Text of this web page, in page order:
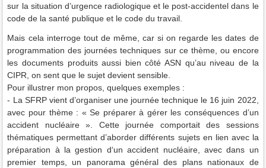
sur la situation d’urgence radiologique et le post-accidentel dans le
code de la santé publique et le code du travail.
Mais cela interroge tout de même, car si on regarde les dates de
programmation des journées techniques sur ce thème, ou encore
les documents produits aussi bien côté ASN qu’au niveau de la
CIPR, on sent que le sujet devient sensible.
Pour illustrer mon propos, quelques exemples :
- La SFRP vient d’organiser une journée technique le 16 juin 2022,
avec pour thème : « Se préparer à gérer les conséquences d’un
accident nucléaire ». Cette journée comportait des sessions
thématiques permettant d’aborder différents sujets en lien avec la
préparation à la gestion d‘un accident nucléaire, avec dans un
premier temps, un panorama général des plans nationaux de